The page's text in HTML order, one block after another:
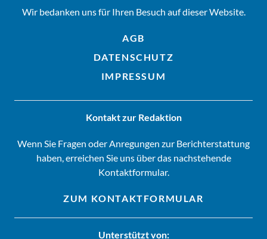
Wir bedanken uns für Ihren Besuch auf dieser Website.
AGB
DATENSCHUTZ
IMPRESSUM
Kontakt zur Redaktion
Wenn Sie Fragen oder Anregungen zur Berichterstattung
haben, erreichen Sie uns über das nachstehende
Kontaktformular.
ZUM KONTAKTFORMULAR
Unterstützt von: